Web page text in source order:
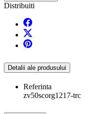
Distribuiti
Detalii ale produsului
Referinta
zv50scorg1217-trc